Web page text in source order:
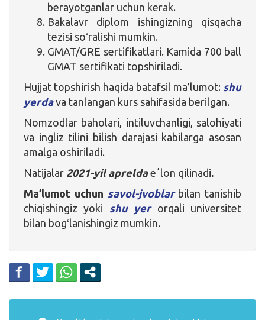
berayotganlar uchun kerak.
Bakalavr diplom ishingizning qisqacha
tezisi soʻralishi mumkin.
GMAT/GRE sertifikatlari. Kamida 700 ball
GMAT sertifikati topshiriladi.
Hujjat topshirish haqida batafsil ma’lumot: shu
yerdava tanlangan kurs sahifasida berilgan.
Nomzodlar baholari, intiluvchanligi, salohiyati
va ingliz tilini bilish darajasi kabilarga asosan
amalga oshiriladi.
Natijalar 2021-yil apreldaeʼlon qilinadi.
Ma’lumot uchun savol-jvoblarbilan tanishib
chiqishingiz yoki shu yerorqali universitet
bilan bogʻlanishingiz mumkin.